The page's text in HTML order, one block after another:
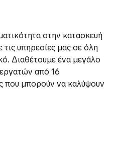
στην κατασκευή
υπηρεσίες μας σε όλη
Διαθέτουμε ένα μεγάλο
από 16
που μπορούν να καλύψουν